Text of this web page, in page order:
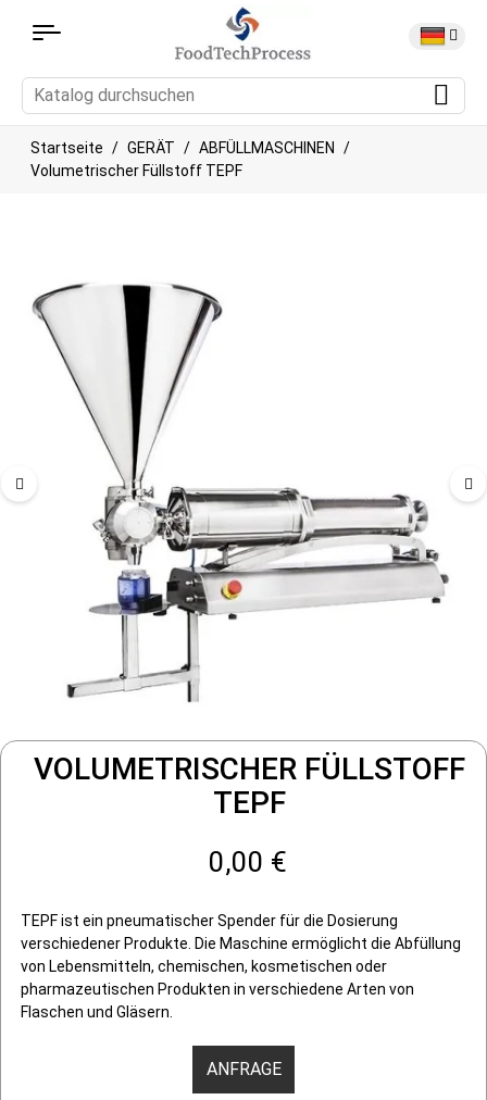
Startseite GERÄT
ABFÜLLMASCHINEN
Volumetrischer Füllstoff TEPF
VOLUMETRISCHER FÜLLSTOFF
TEPF
0,00 €
TEPF ist ein pneumatischer Spender für die Dosierung
verschiedener Produkte. Die Maschine ermöglicht die Abfüllung
von Lebensmitteln, chemischen, kosmetischen oder
pharmazeutischen Produkten in verschiedene Arten von
Flaschen und Gläsern.
ANFRAGE